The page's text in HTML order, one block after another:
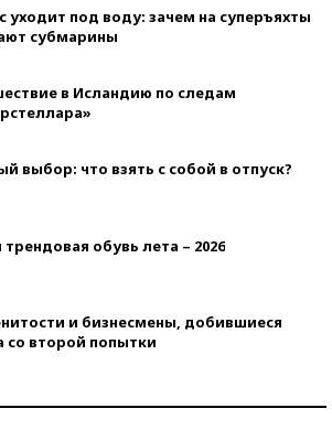
уходит под воду: зачем на суперъяхты
субмарины
в Исландию по следам
выбор: что взять с собой в отпуск?
обувь лета – 2026
и бизнесмены, добившиеся
со второй попытки